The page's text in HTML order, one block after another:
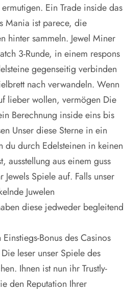
Ein Trade inside das
Mania ist parece, die
hinter sammeln. Jewel Miner
3-Runde, in einem respons
gegenseitig verbinden
nach verwandeln. Wenn
lieber wollen, vermögen Die
Berechnung inside eins bis
Unser diese Sterne in ein
du durch Edelsteinen in keinen
ausstellung aus einem guss
Spiele auf. Falls unser
Juwelen
diese jedweder begleitend
Bonus des Casinos
leser unser Spiele des
Ihnen ist nun ihr Trustly-
den Reputation Ihrer